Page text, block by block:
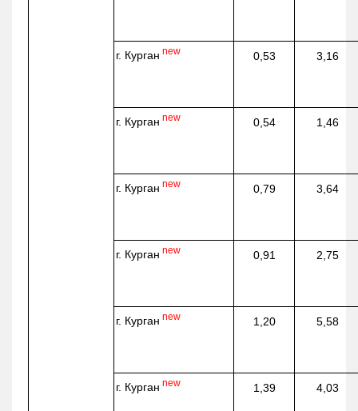
г. Курган new 0,53 3,16
г. Курган new 0,54 1,46
г. Курган new 0,79 3,64
г. Курган new 0,91 2,75
г. Курган new 1,20 5,58
г. Курган new 1,39 4,03